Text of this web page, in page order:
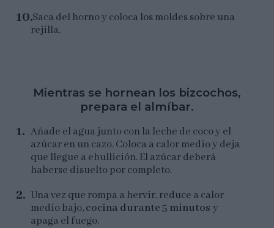
Saca del horno y coloca los moldes sobre una
rejilla.
Mientras se hornean los bizcochos,
prepara el almíbar.
Añade el agua junto con la leche de coco y el
azúcar en un cazo. Coloca a calor medio y deja
que llegue a ebullición. El azúcar deberá
haberse disuelto por completo.
Una vez que rompa a hervir, reduce a calor
medio bajo,cocina durante 5 minutos y
apaga el fuego.